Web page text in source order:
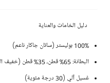
دليل الخامات والعناية
100% بوليستر (ساتان جاكار ناعم)
البطانة: 65% قطن، 35% قطن (خفيف الوزن)
غسيل آلي (30 درجة مئوية)